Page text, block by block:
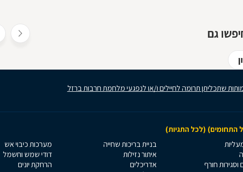
גם
שתכליתן תרומה לחיילים ו/או לנפגעי מלחמת חרבות ברזל
התחומים) (לכל התגיות)
וסגירות חורף
בניית בריכות שחייה
איתור נזילות
אדריכלים
מערכות כיבוי אש
דודי שמש וחשמל
הרחקת יונים